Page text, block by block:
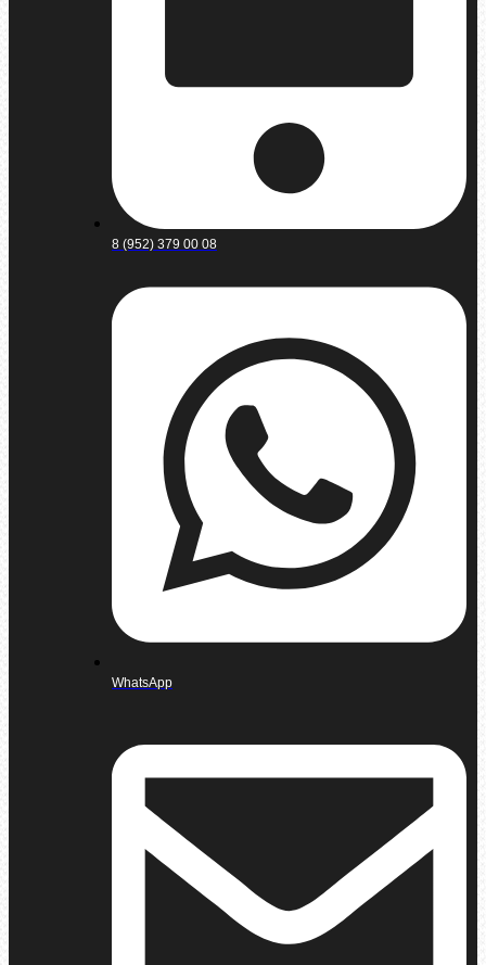
8 (952) 379 00 08
WhatsApp